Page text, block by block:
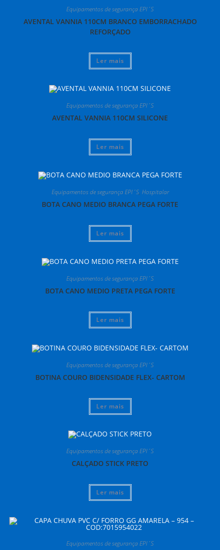
Equipamentos de segurança EPI´S
AVENTAL VANNIA 110CM BRANCO EMBORRACHADO
REFORÇADO
Ler mais
Equipamentos de segurança EPI´S
AVENTAL VANNIA 110CM SILICONE
Ler mais
Equipamentos de segurança EPI´S, Hospitalar
BOTA CANO MEDIO BRANCA PEGA FORTE
Ler mais
Equipamentos de segurança EPI´S
BOTA CANO MEDIO PRETA PEGA FORTE
Ler mais
Equipamentos de segurança EPI´S
BOTINA COURO BIDENSIDADE FLEX- CARTOM
Ler mais
Equipamentos de segurança EPI´S
CALÇADO STICK PRETO
Ler mais
Equipamentos de segurança EPI´S